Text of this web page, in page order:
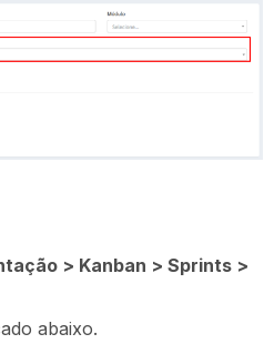
> Kanban > Sprints >
abaixo.